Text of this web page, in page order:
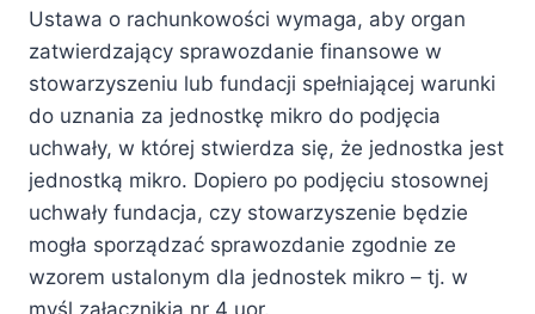
Ustawa o rachunkowości wymaga, aby organ
zatwierdzający sprawozdanie finansowe w
stowarzyszeniu lub fundacji spełniającej warunki
do uznania za jednostkę mikro do podjęcia
uchwały, w której stwierdza się, że jednostka jest
jednostką mikro. Dopiero po podjęciu stosownej
uchwały fundacja, czy stowarzyszenie będzie
mogła sporządzać sprawozdanie zgodnie ze
wzorem ustalonym dla jednostek mikro – tj. w
myśl załącznikia nr 4 uor.